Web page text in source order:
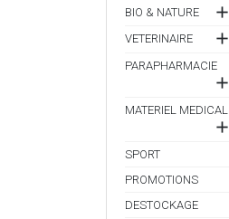
BIO & NATURE 
VETERINAIRE 
PARAPHARMACIE

MATERIEL MEDICAL

SPORT
PROMOTIONS
DESTOCKAGE